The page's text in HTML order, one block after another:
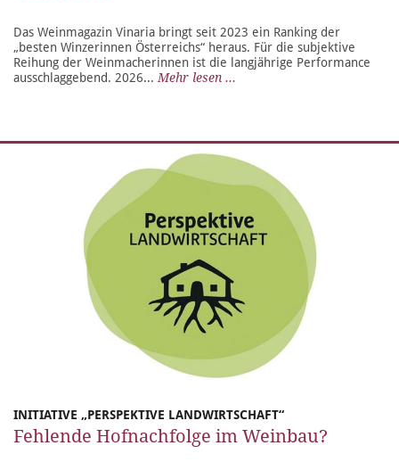
Das Weinmagazin Vinaria bringt seit 2023 ein Ranking der
„besten Winzerinnen Österreichs“ heraus. Für die subjektive
Reihung der Weinmacherinnen ist die langjährige Performance
ausschlaggebend. 2026... Mehr lesen ...
INITIATIVE „PERSPEKTIVE LANDWIRTSCHAFT“
Fehlende Hofnachfolge im Weinbau?